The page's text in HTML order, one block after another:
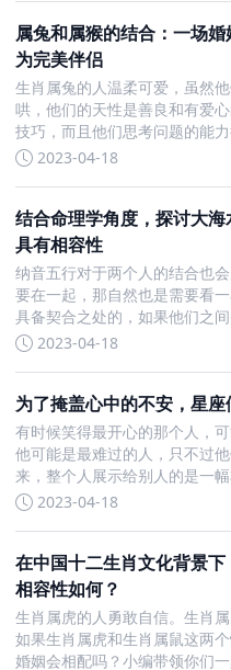
属兔和属猴的结合：一场
为完美伴侣
生肖属兔的人温柔可爱，虽然
哄，他们的天性是善良和有爱
技巧，而且他们思考问题的能
和生肖属虎的人的婚姻怎么样
2023-04-18
结合命理学角度，探讨大
具有相容性
纳音五行对于两个人的结合也
要在一起，那自然也是需要看
具备契合之处的，如果他们之
就很不合适。那么现在我们就
2023-04-18
为了掩盖心中的不安，星
有时候笑得最开心的那个人，
他可能是最难过的人，只不过
来，整个人展示给别人的是一
所有不好的事情都自己一个人
2023-04-18
在中国十二生肖文化背景
相容性如何？
生肖属虎的人勇敢自信。生肖
如果生肖属虎和生肖属鼠这两
婚姻会相配吗？小编带领你们